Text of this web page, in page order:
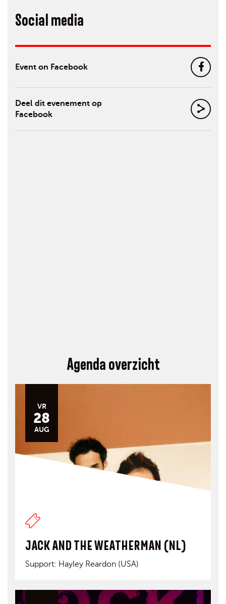
Social media
Event on Facebook
Deel dit evenement op
Facebook
Agenda overzicht
VR
28
AUG
JACK AND THE WEATHERMAN (NL)
Support: Hayley Reardon (USA)